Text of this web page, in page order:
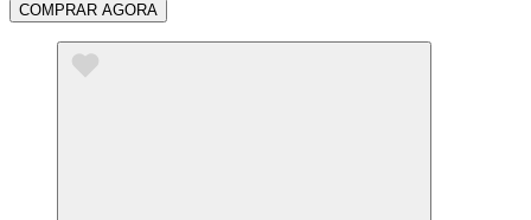
COMPRAR AGORA